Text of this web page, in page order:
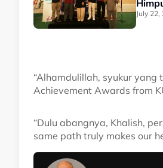
July 22,
“Alhamdulillah, syukur
Achievement Awards from
“Dulu abangnya, Khalish,
same path truly makes our